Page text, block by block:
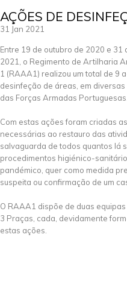
AÇÕES DE
31 Jan 2021
Entre 19 de outubro de 2020 e 31
2021, o Regimento de Artilharia
1 (RAAA1) realizou um total de 9
desinfeção de áreas, em
das Forças Armadas
Com estas ações foram criadas
necessárias ao restauro das
salvaguarda de todos quantos lá
procedimentos higiénico-
pandémico, quer como medida
suspeita ou confirmação de um
O RAAA1 dispõe de duas
3 Praças, cada, devidamente
estas ações.